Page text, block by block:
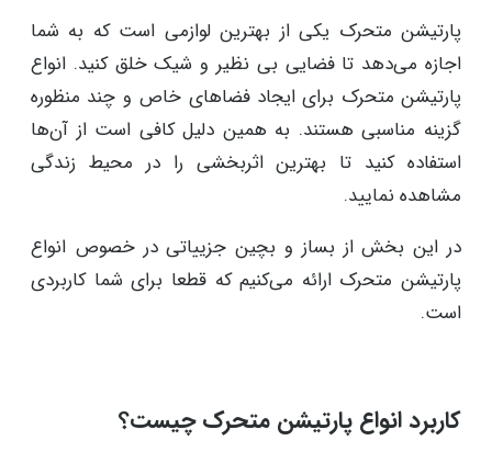
پارتیشن متحرک یکی از بهترین لوازمی است که به شما
اجازه می‌دهد تا فضایی بی نظیر و شیک خلق کنید. انواع
پارتیشن متحرک برای ایجاد فضاهای خاص و چند منظوره
گزینه مناسبی هستند. به همین دلیل کافی است از آن‌ها
استفاده کنید تا بهترین اثربخشی را در محیط زندگی
مشاهده نمایید.
در این بخش از بساز و بچین جزییاتی در خصوص انواع
پارتیشن متحرک ارائه می‌کنیم که قطعا برای شما کاربردی
است.
کاربرد انواع پارتیشن متحرک چیست؟